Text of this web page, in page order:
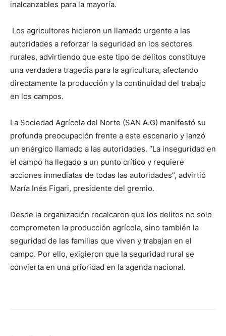
inalcanzables para la mayoría.
Los agricultores hicieron un llamado urgente a las
autoridades a reforzar la seguridad en los sectores
rurales, advirtiendo que este tipo de delitos constituye
una verdadera tragedia para la agricultura, afectando
directamente la producción y la continuidad del trabajo
en los campos.
La Sociedad Agrícola del Norte (SAN A.G) manifestó su
profunda preocupación frente a este escenario y lanzó
un enérgico llamado a las autoridades. “La inseguridad en
el campo ha llegado a un punto crítico y requiere
acciones inmediatas de todas las autoridades”, advirtió
María Inés Figari, presidente del gremio.
Desde la organización recalcaron que los delitos no solo
comprometen la producción agrícola, sino también la
seguridad de las familias que viven y trabajan en el
campo. Por ello, exigieron que la seguridad rural se
convierta en una prioridad en la agenda nacional.